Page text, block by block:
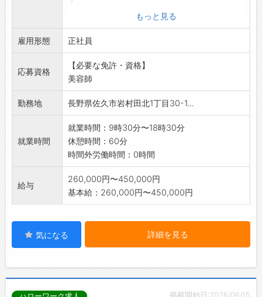
◆カット専門店『髪師』での美容師全般業務を
していただきます。
◆未経験の方でも指導いたします。お気軽にご
応募下さい。
【変更範囲:なし】
もっと見る
雇用形態 正社員
応募資格
【必要な免許・資格】
美容師
勤務地 長野県佐久市岩村田北1丁目30-1...
就業時間
就業時間：9時30分〜18時30分
休憩時間：60分
時間外労働時間：0時間
給与
260,000円〜450,000円
基本給：260,000円〜450,000円
気になる 詳細を見る
掲載開始日:2026/06/15